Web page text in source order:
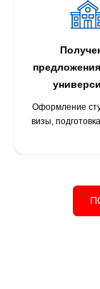
Оформление
визы,